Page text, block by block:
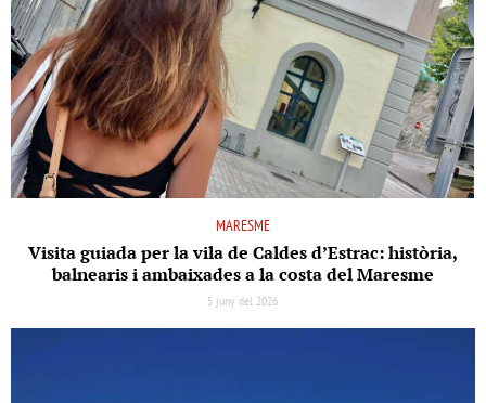
MARESME
Visita guiada per la vila de Caldes d’Estrac: història,
balnearis i ambaixades a la costa del Maresme
5 juny del 2026